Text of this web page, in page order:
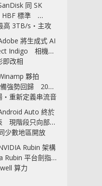
同 SK
HBF 標準
高 3TB/s‧主攻
將生成式 AI
Indigo 相機
即改相
夥拍
強勢回歸 2027
‧重新定義串流音
Auto 終於
現階段只向部分
少數地區開放
Rubin 架構
Rubin 平台劍指
算力